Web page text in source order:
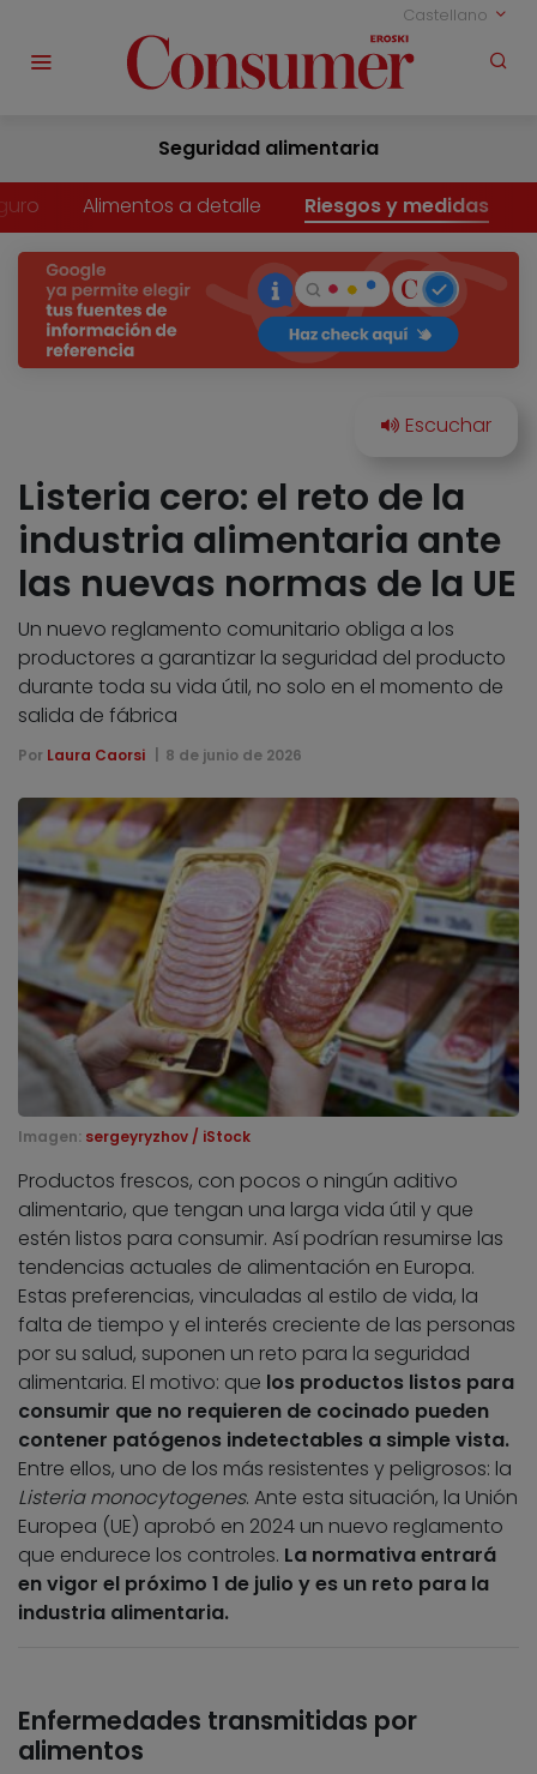
Castellano
Seguridad alimentaria
Alimentos a detalle Riesgos y medidas
Listeria cero: el reto de la
industria alimentaria ante
las nuevas normas de la UE
Un nuevo reglamento comunitario obliga a los
productores a garantizar la seguridad del producto
durante toda su vida útil, no solo en el momento de
salida de fábrica
Por Laura Caorsi 8 de junio de 2026
Imagen: sergeyryzhov / iStock
Productos frescos, con pocos o ningún aditivo
alimentario, que tengan una larga vida útil y que
estén listos para consumir. Así podrían resumirse las
tendencias actuales de alimentación en Europa.
Estas preferencias, vinculadas al estilo de vida, la
falta de tiempo y el interés creciente de las personas
por su salud, suponen un reto para la seguridad
alimentaria. El motivo: que los productos listos para
consumir que no requieren de cocinado pueden
contener patógenos indetectables a simple vista.
Entre ellos, uno de los más resistentes y peligrosos: la
Listeria monocytogenes. Ante esta situación, la Unión
Europea (UE) aprobó en 2024 un nuevo reglamento
que endurece los controles. La normativa entrará
en vigor el próximo 1 de julio y es un reto para la
industria alimentaria.
Enfermedades transmitidas por
alimentos